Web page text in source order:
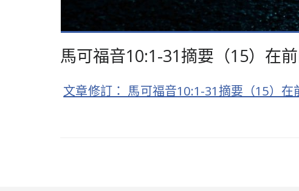
馬可福音10:1-31摘要（15）在
文章修訂： 馬可福音10:1-31摘要（15）